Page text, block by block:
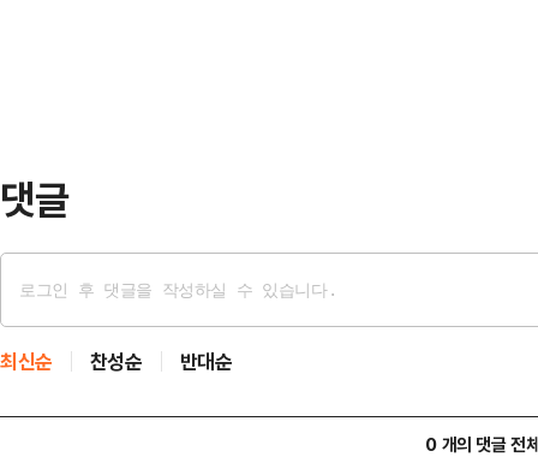
댓글
최신순 찬성순 반대순
0 개의 댓글 전